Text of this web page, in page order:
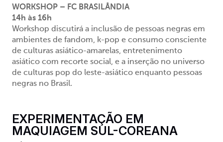
WORKSHOP – FC BRASILÂNDIA
14h às 16h
Workshop discutirá a inclusão de pessoas negras em
ambientes de fandom, k-pop e consumo consciente
de culturas asiático-amarelas, entretenimento
asiático com recorte social, e a inserção no universo
de culturas pop do leste-asiático enquanto pessoas
negras no Brasil.
EXPERIMENTAÇÃO EM
MAQUIAGEM SUL-COREANA